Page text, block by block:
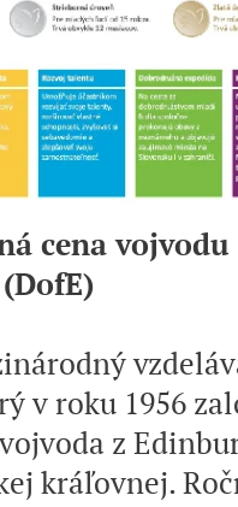
cena vojvodu
v roku 1956
z
kráľovnej.